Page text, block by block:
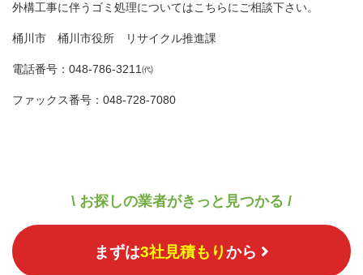
外構工事に伴うゴミ処理についてはこちらにご相談下さい。
桶川市 桶川市役所 リサイクル推進課
電話番号：048-786-3211㈹
ファックス番号：048-728-7080
\ お探しの業者がきっと見つかる /
まずは3社見積もりから